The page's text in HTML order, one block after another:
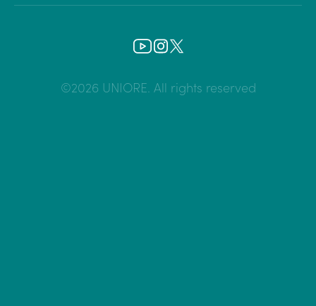
©2026 UNIORE. All rights reserved